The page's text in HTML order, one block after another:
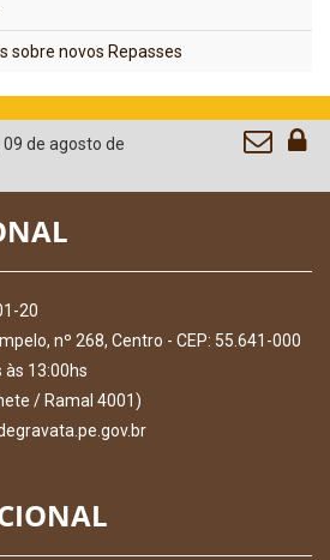
sobre novos Repasses
09 de agosto de
20
nº 268, Centro - CEP: 55.641-000
13:00hs
/ Ramal 4001)